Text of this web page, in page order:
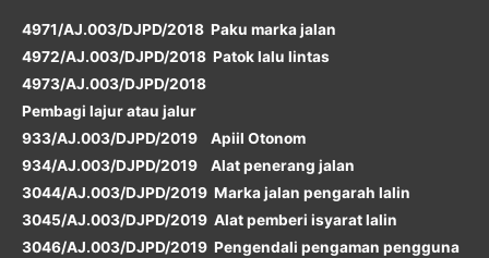
4971/AJ.003/DJPD/2018 Paku marka jalan
4972/AJ.003/DJPD/2018 Patok lalu lintas
4973/AJ.003/DJPD/2018
Pembagi lajur atau jalur
933/AJ.003/DJPD/2019 Apiil Otonom
934/AJ.003/DJPD/2019 Alat penerang jalan
3044/AJ.003/DJPD/2019 Marka jalan pengarah lalin
3045/AJ.003/DJPD/2019 Alat pemberi isyarat lalin
3046/AJ.003/DJPD/2019 Pengendali pengaman pengguna